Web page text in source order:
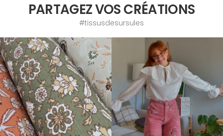
PARTAGEZ VOS CRÉATIONS
#tissusdesursules